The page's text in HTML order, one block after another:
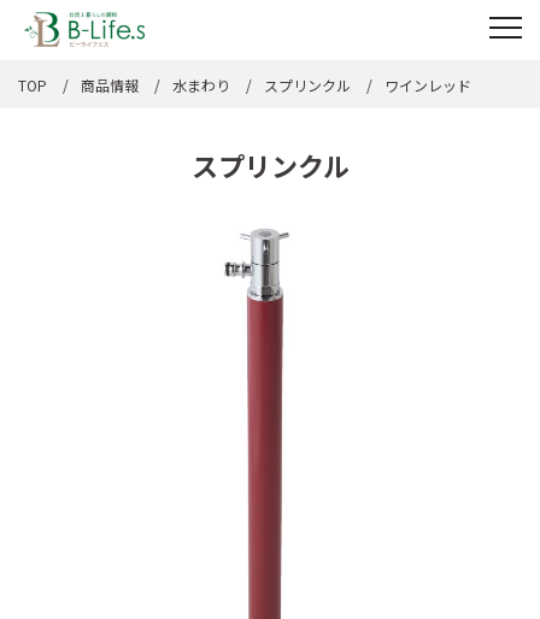
TOP 商品情報 水まわり スプリンクル ワインレッド
スプリンクル